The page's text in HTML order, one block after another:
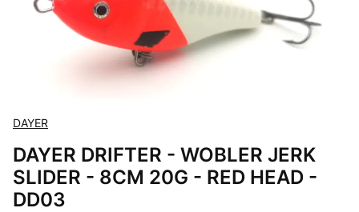
DAYER
DAYER DRIFTER - WOBLER JERK
SLIDER - 8CM 20G - RED HEAD -
DD03